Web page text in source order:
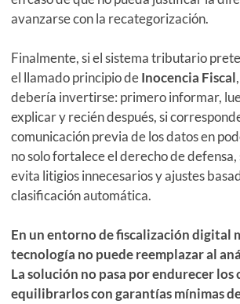
avanzarse con la recategorización.
Finalmente, si el sistema tributario
el llamado principio deInocencia Fiscal
debería invertirse: primero informar,
explicar y recién después, si
comunicación previa de los datos en
no solo fortalece el derecho de
evita litigios innecesarios y ajustes
clasificación automática.
En un entorno de fiscalización digital
tecnología no puede reemplazar al
La solución no pasa por endurecer los
equilibrarlos con garantías mínimas